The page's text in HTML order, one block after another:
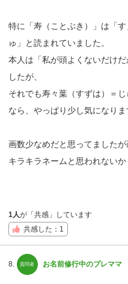
特に「寿（ことぶき）」は「
ゅ」と読まれていました。
本人は「私が頭よくないだけ
したが、
それでも寿々葉（すずは）＝
なら、やっぱり少し気になりま
画数少なめだと思ってましたが
キラキラネームと思われないか
1人が「共感」しています
共感した：1
8. お名前修行中のプレママ